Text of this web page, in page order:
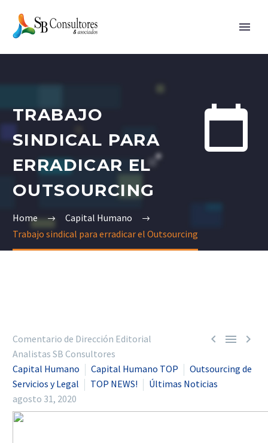


TRABAJO
SINDICAL PARA
ERRADICAR EL
OUTSOURCING
Home
Capital Humano
Trabajo sindical para erradicar el Outsourcing
  
Comentario de Dirección Editorial
Analistas SB Consultores
Capital Humano
Capital Humano TOP
Outsourcing de
Servicios y Legal
TOP NEWS!
Últimas Noticias
agosto 31, 2020